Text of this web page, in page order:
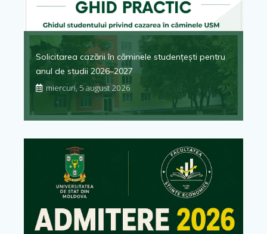
Solicitarea cazării în căminele studențești pentru
anul de studii 2026–2027
miercuri, 5 august 2026